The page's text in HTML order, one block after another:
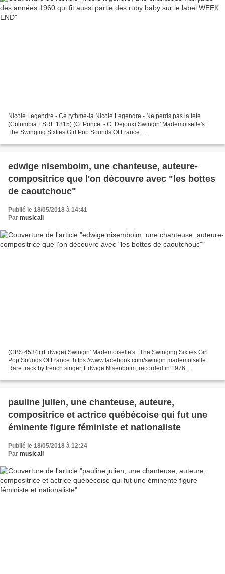
Nicole Legendre - Ce rythme-la Nicole Legendre - Ne perds pas la tete
(Columbia ESRF 1815) (G. Poncet - C. Dejoux) Swingin' Mademoiselle's :
The Swinging Sixties Girl Pop Sounds Of France:
edwige nisemboim, une chanteuse, auteure-
compositrice que l'on découvre avec "les bottes
de caoutchouc"
Publié le 18/05/2018 à 14:41
Par musicali
(CBS ‎4534) (Edwige) Swingin' Mademoiselle's : The Swinging Sixties Girl
Pop Sounds Of France: https://www.facebook.com/swingin.mademoiselle
Rare track by french singer, Edwige Nisenboim, recorded in 1976.
pauline julien, une chanteuse, auteure,
compositrice et actrice québécoise qui fut une
éminente figure féministe et nationaliste
Publié le 18/05/2018 à 12:24
Par musicali